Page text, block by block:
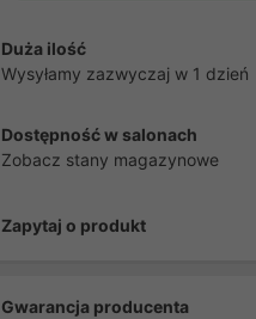
Duża ilość
Wysyłamy zazwyczaj w 1 dzień
Dostępność w salonach
Zobacz stany magazynowe
Zapytaj o produkt
Gwarancja producenta